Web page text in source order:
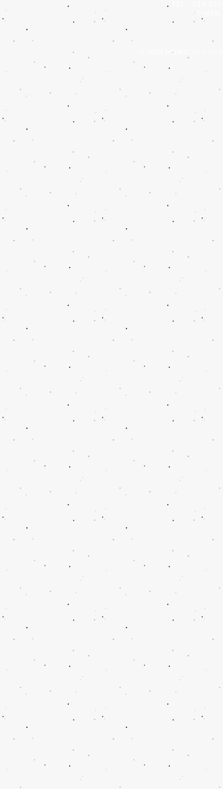
TEL：018-
E-MAIL
秋田無垢フローリン